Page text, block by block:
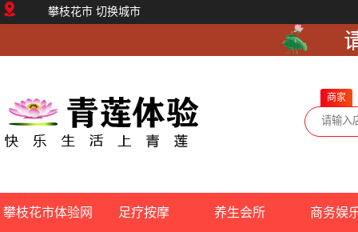
攀枝花市 切换城市
商家
攀枝花市体验网 足疗按摩 养生会所 商务娱